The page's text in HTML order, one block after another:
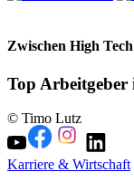
Zwischen High
Top
© Timo Lutz
Karriere & Wirtschaft